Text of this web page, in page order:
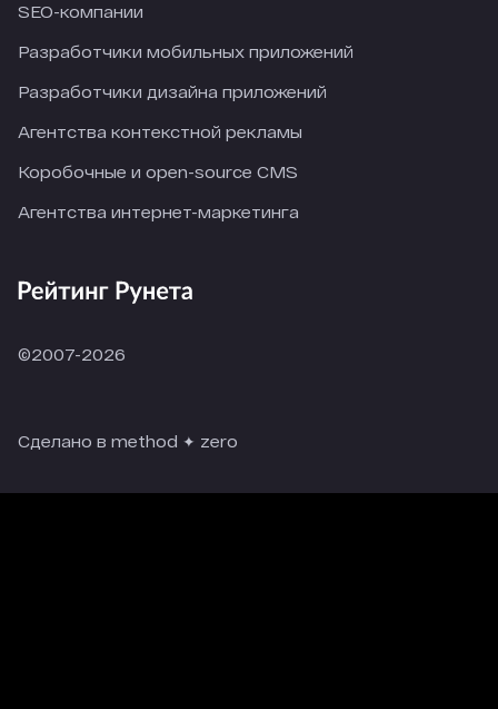
SEO-компании
Разработчики мобильных приложений
Разработчики дизайна приложений
Агентства контекстной рекламы
Коробочные и open-source CMS
Агентства интернет-маркетинга
©2007-2026
Сделано в method ✦ zero